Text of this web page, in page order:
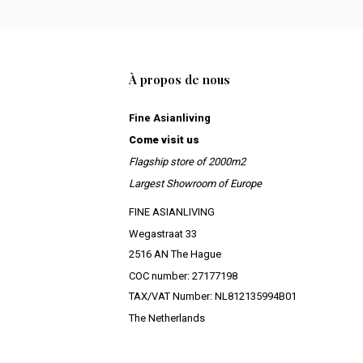
À propos de nous
Fine Asianliving
Come visit us
Flagship store of 2000m2
Largest Showroom of Europe
FINE ASIANLIVING
Wegastraat 33
2516 AN The Hague
COC number: 27177198
TAX/VAT Number: NL812135994B01
The Netherlands